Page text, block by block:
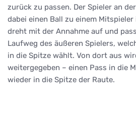
zurück zu passen. Der Spieler an
dabei einen Ball zu einem
dreht mit der Annahme auf und
Laufweg des äußeren Spielers,
in die Spitze wählt. Von dort aus
weitergegeben – einen Pass in die
wieder in die Spitze der Raute.